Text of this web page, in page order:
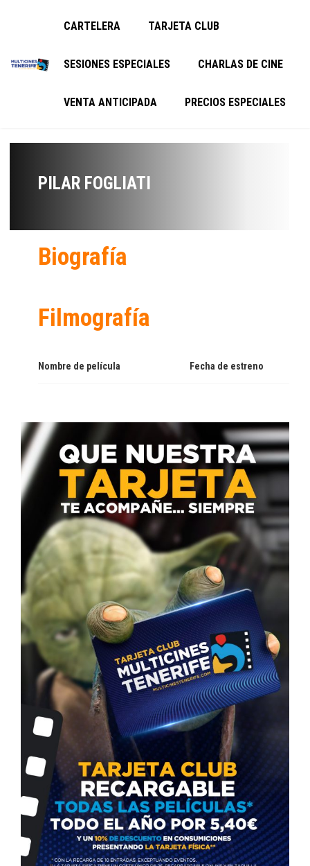
CARTELERA TARJETA CLUB
SESIONES ESPECIALES CHARLAS DE CINE
VENTA ANTICIPADA PRECIOS ESPECIALES
PILAR FOGLIATI
Biografía
Filmografía
Nombre de película Fecha de estreno